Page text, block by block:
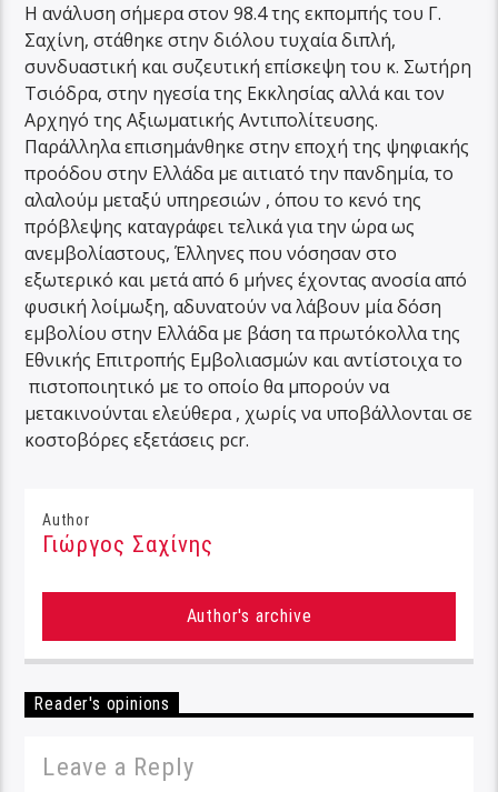
Η ανάλυση σήμερα στον 98.4 της εκπομπής του Γ.
Σαχίνη, στάθηκε στην διόλου τυχαία διπλή,
συνδυαστική και συζευτική επίσκεψη του κ. Σωτήρη
Τσιόδρα, στην ηγεσία της Εκκλησίας αλλά και τον
Αρχηγό της Αξιωματικής Αντιπολίτευσης.
Παράλληλα επισημάνθηκε στην εποχή της ψηφιακής
προόδου στην Ελλάδα με αιτιατό την πανδημία, το
αλαλούμ μεταξύ υπηρεσιών , όπου το κενό της
πρόβλεψης καταγράφει τελικά για την ώρα ως
ανεμβολίαστους, Έλληνες που νόσησαν στο
εξωτερικό και μετά από 6 μήνες έχοντας ανοσία από
φυσική λοίμωξη, αδυνατούν να λάβουν μία δόση
εμβολίου στην Ελλάδα με βάση τα πρωτόκολλα της
Εθνικής Επιτροπής Εμβολιασμών και αντίστοιχα το
πιστοποιητικό με το οποίο θα μπορούν να
μετακινούνται ελεύθερα , χωρίς να υποβάλλονται σε
κοστοβόρες εξετάσεις pcr.
Author
Γιώργος Σαχίνης
Author's archive
Reader's opinions
Leave a Reply